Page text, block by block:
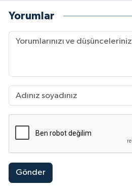
Yorumlar
Gönder